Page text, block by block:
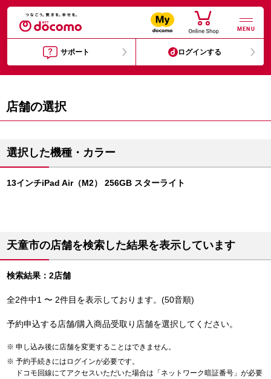
MENU
サポート ログインする
店舗の選択
選択した機種・カラー
13インチiPad Air（M2） 256GB スターライト
天童市の店舗を検索した結果を表示しています
検索結果：2店舗
全2件中1 〜 2件目を表示しております。(50音順)
予約申込する店舗/購入商品受取り店舗を選択してください。
申し込み後に店舗を変更することはできません。
予約手続きにはログインが必要です。
ドコモ回線にてアクセスいただいた場合は「ネットワーク暗証番号」が必要